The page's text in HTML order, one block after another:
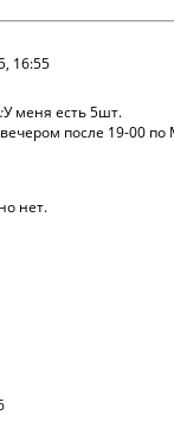
16:55
У меня есть 5шт.
после 19-00 по
нет.